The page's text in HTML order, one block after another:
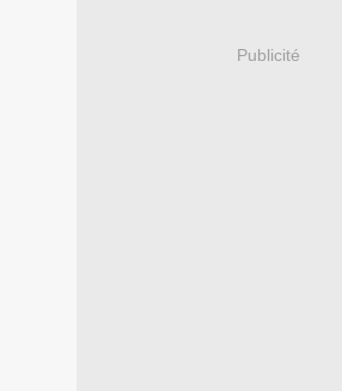
Publicité